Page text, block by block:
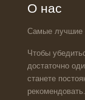
О нас
Самые лучшие
Чтобы
достаточно
станете
рекомендовать.